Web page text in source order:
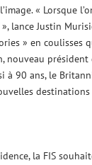
« Lorsque
Justin
» en
à 90 ans, le
la FIS